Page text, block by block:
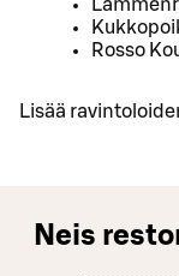
Rosso
Lisää
Neis